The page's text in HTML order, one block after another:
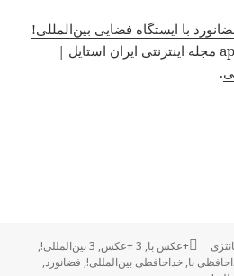
۳ فضانورد با ایستگاه فضایی بین‌المللی!
مجله اینترنتی ایران استایل |
.
برچسب‌ها
+عکس با, 3 +عکس , 3 بین‌المللی!
,
با,خداحافظی بین‌المللی!, فضانورد,